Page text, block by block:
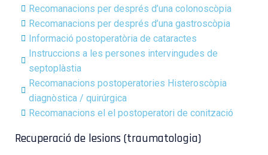
Recomanacions per després d’una colonoscòpia
Recomanacions per després d’una gastroscòpia
Informació postoperatòria de cataractes
Instruccions a les persones intervingudes de
septoplàstia
Recomanacions postoperatories Histeroscòpia
diagnòstica / quirúrgica
Recomanacions el el postoperatori de conització
Recuperació de lesions (traumatologia)